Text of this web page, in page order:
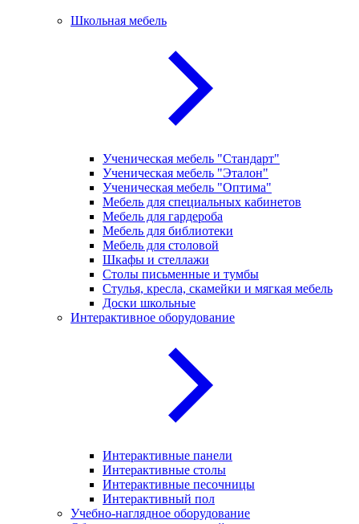
Школьная мебель
Ученическая мебель "Стандарт"
Ученическая мебель "Эталон"
Ученическая мебель "Оптима"
Мебель для специальных кабинетов
Мебель для гардероба
Мебель для библиотеки
Мебель для столовой
Шкафы и стеллажи
Столы письменные и тумбы
Стулья, кресла, скамейки и мягкая мебель
Доски школьные
Интерактивное оборудование
Интерактивные панели
Интерактивные столы
Интерактивные песочницы
Интерактивный пол
Учебно-наглядное оборудование